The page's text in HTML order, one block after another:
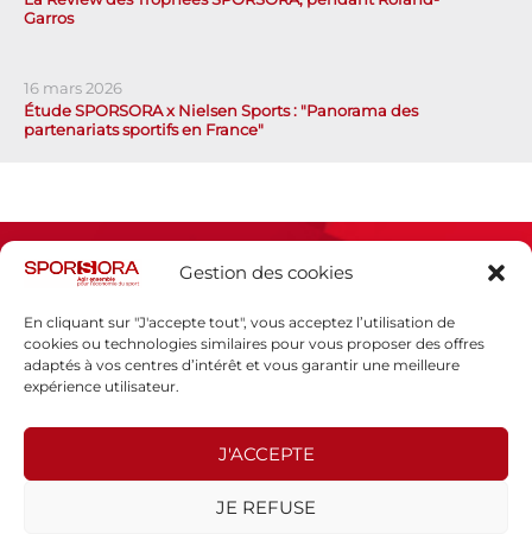
Gestion des cookies
En cliquant sur "J'accepte tout", vous acceptez l’utilisation de
cookies ou technologies similaires pour vous proposer des offres
adaptés à vos centres d’intérêt et vous garantir une meilleure
expérience utilisateur.
J'ACCEPTE
JE REFUSE
Garros
16 mars 2026
Étude SPORSORA x Nielsen Sports : "Panorama des
partenariats sportifs en France"
Espace presse
Politique de confidentialité
SPORSORA